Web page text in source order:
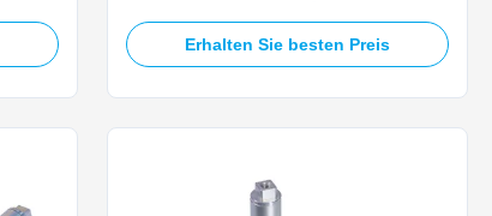
metallographic microscopes. These
compact actuators feature 12V/24V dual
Erhalten Sie besten Preis